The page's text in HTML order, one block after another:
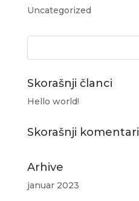
Uncategorized
Skorašnji članci
Hello world!
Skorašnji komentari
Arhive
januar 2023